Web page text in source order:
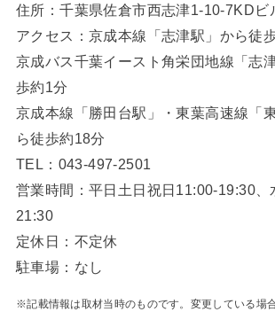
住所：千葉県佐倉市西志津1-10-7KDビ
アクセス：京成本線「志津駅」から徒
京成バス千葉イースト角栄団地線「志
歩約1分
京成本線「勝田台駅」・東葉高速線「
ら徒歩約18分
TEL：043-497-2501
営業時間：平日土日祝日11:00-19:30、
21:30
定休日：不定休
駐車場：なし
※記載情報は取材当時のものです。変更している場